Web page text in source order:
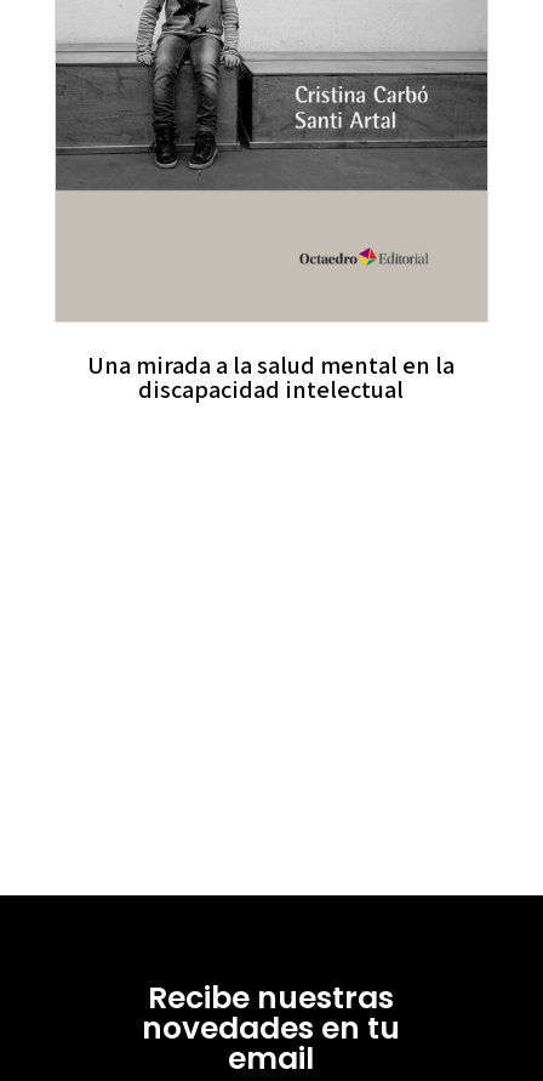
Una mirada a la salud mental en la
discapacidad intelectual
Recibe nuestras
novedades en tu
email